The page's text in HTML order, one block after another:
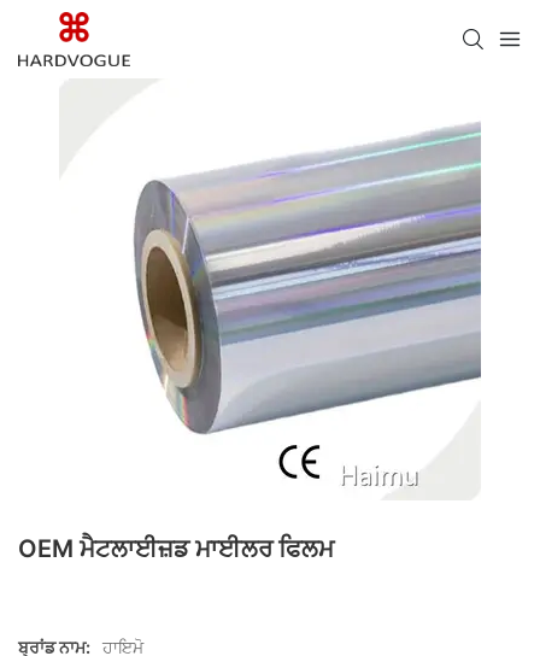
OEM ਮੈਟਲਾਈਜ਼ਡ ਮਾਈਲਰ ਫਿਲਮ
ਬ੍ਰਾਂਡ ਨਾਮ: ਹਾਇਮੋ